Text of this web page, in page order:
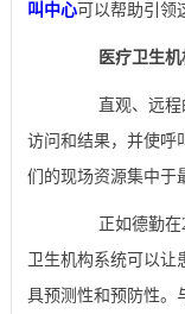
叫中心可以帮助引领
医疗卫生机
直观、远程的
访问和结果，并使呼
们的现场资源集中于
正如德勤在
卫生机构系统可以
具预测性和预防性。